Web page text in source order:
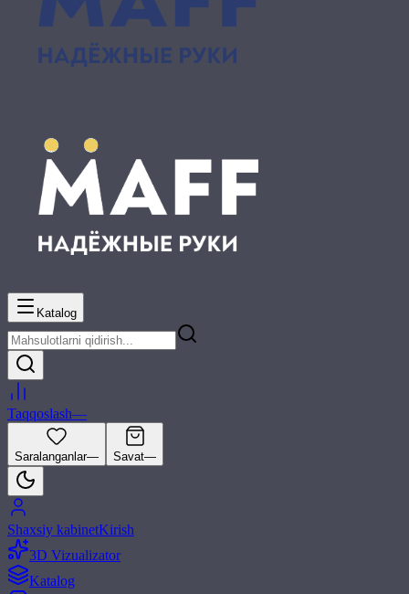
Katalog
Taqqoslash—
Saralanganlar— Savat—
Shaxsiy kabinetKirish
3D Vizualizator
Katalog